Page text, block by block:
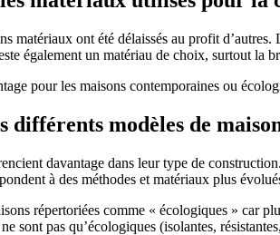
matériaux ont été délaissés au profit
également un matériau de choix, surtout la
pour les maisons contemporaines ou
différents modèles de
davantage dans leur type de
à des méthodes et matériaux plus
répertoriées comme « écologiques » car
sont pas qu’écologiques (isolantes,